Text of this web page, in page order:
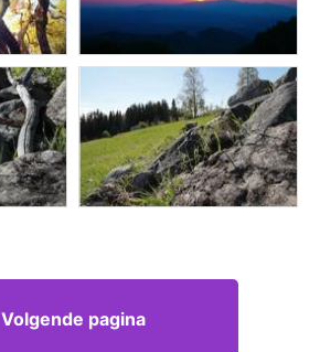
Volgende pagina